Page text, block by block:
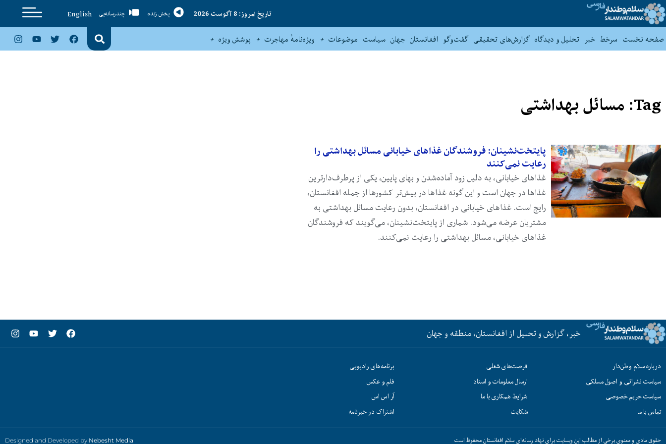
تاریخ امروز: 8 آگوست 2026 پخش زنده چندرسانه‌یی
English
صفحه نخست سرخط خبر تحلیل و دیدگاه گزارش‌های تحقیقی گفت‌وگو افغانستان جهان سیاست موضوعات ویژه‌نامهٔ مهاجرت پوشش ویژه
Tag: مسائل بهداشتی
پایتخت‌نشینان: فروشندگان غذاهای خیابانی مسائل بهداشتی را
رعایت نمی‌کنند
غذاهای خیابانی، به دلیل زود آماده‌شدن و بهای پایین، یکی از پرطرف‌دارترین
غذاها در جهان است و این گونه غذاها در بیش‌تر کشورها از جمله افغانستان،
رایج است. غذاهای خیابانی در افغانستان، بدون رعایت مسائل بهداشتی به
مشتریان عرضه می‌شود. شماری از پایتخت‌نشینان، می‌گویند که فروشندگان
غذاهای خیابانی، مسائل بهداشتی را رعایت نمی‌کنند.
خبر، گزارش و تحلیل از افغانستان، منطقه و جهان
درباره سلام وطن‌دار
سیاست نشراتی و اصول مسلکی
سیاست حریم خصوصی
تماس با ما
فرصت‌های شغلی
ارسال معلومات و اسناد
شرایط همکاری با ما
شکایت
برنامه‌های رادیویی
فلم و عکس
آر اس اس
اشتراک در خبرنامه
حقوق مادی و معنوی برخی از مطالب این وبسایت برای نهاد رسانه‌ای سلام افغانستان محفوظ است Designed and Developed by Nebesht Media